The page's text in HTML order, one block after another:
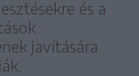
és a
javítására